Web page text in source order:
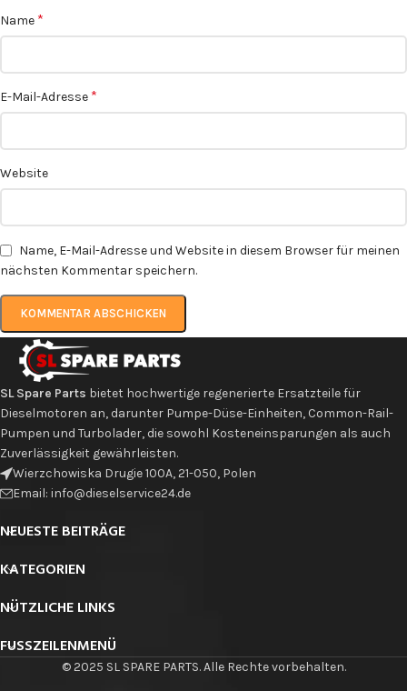
Name *
E-Mail-Adresse *
Website
Name, E-Mail-Adresse und Website in diesem Browser für meinen
nächsten Kommentar speichern.
SL Spare Parts bietet hochwertige regenerierte Ersatzteile für
Dieselmotoren an, darunter Pumpe-Düse-Einheiten, Common-Rail-
Pumpen und Turbolader, die sowohl Kosteneinsparungen als auch
Zuverlässigkeit gewährleisten.
Wierzchowiska Drugie 100A, 21-050, Polen
Email: info@dieselservice24.de
NEUESTE BEITRÄGE
KATEGORIEN
NÜTZLICHE LINKS
FUSSZEILENMENÜ
© 2025 SL SPARE PARTS. Alle Rechte vorbehalten.